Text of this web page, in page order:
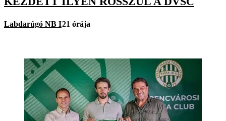
Labdarúgó NB I21 órája